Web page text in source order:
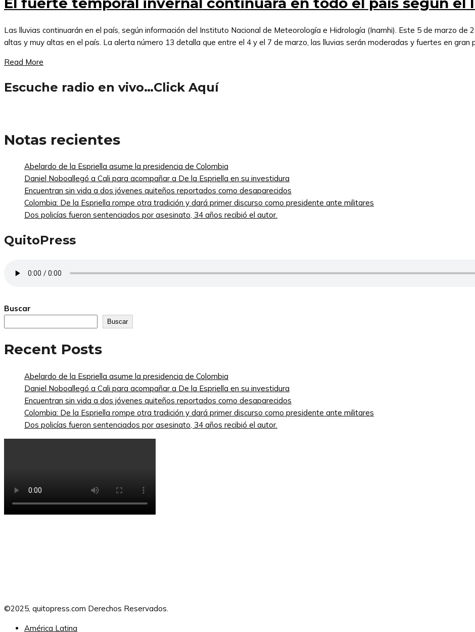
Las lluvias continuarán en el país, según información del Instituto Nacional de Meteorología e Hidrología (Inamhi). Este 5 de marzo de
altas y muy altas en el país. La alerta número 13 detalla que entre el 4 y el 7 de marzo, las lluvias serán moderadas y fuertes en gran
Read More
Escuche radio en vivo…Click Aquí
Notas recientes
Abelardo de la Espriella asume la presidencia de Colombia
Daniel Noboallegó a Cali para acompañar a De la Espriella en su investidura
Encuentran sin vida a dos jóvenes quiteños reportados como desaparecidos
Colombia: De la Espriella rompe otra tradición y dará primer discurso como presidente ante militares
Dos policías fueron sentenciados por asesinato, 34 años recibió el autor.
QuitoPress
Buscar
Buscar
Recent Posts
Abelardo de la Espriella asume la presidencia de Colombia
Daniel Noboallegó a Cali para acompañar a De la Espriella en su investidura
Encuentran sin vida a dos jóvenes quiteños reportados como desaparecidos
Colombia: De la Espriella rompe otra tradición y dará primer discurso como presidente ante militares
Dos policías fueron sentenciados por asesinato, 34 años recibió el autor.
©2025, quitopress.com Derechos Reservados.
América Latina